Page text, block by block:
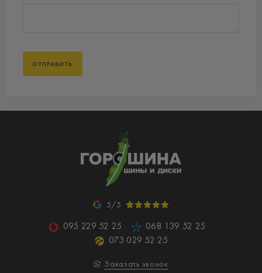
5/5
095 229 52 25
068 139 52 25
073 029 52 25
Заказать звонок